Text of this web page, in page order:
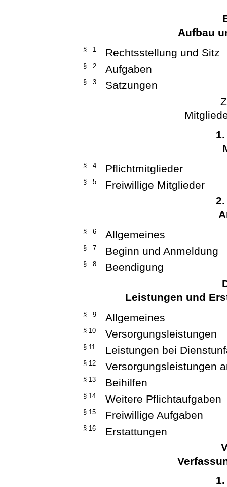
Aufbau
§ 1 Rechtsstellung und Sitz
§ 2 Aufgaben
§ 3
Satzungen
§ 4 Pflichtmitglieder
§ 5
Freiwillige Mitglieder
§ 6 Allgemeines
§ 7 Beginn und Anmeldung
§ 8
Beendigung
Leistungen und
§ 9 Allgemeines
§ 10 Versorgungsleistungen
§ 11 Leistungen bei
§ 12 Versorgungsleistungen
§ 13 Beihilfen
§ 14 Weitere Pflichtaufgaben
§ 15 Freiwillige Aufgaben
§ 16
Erstattungen